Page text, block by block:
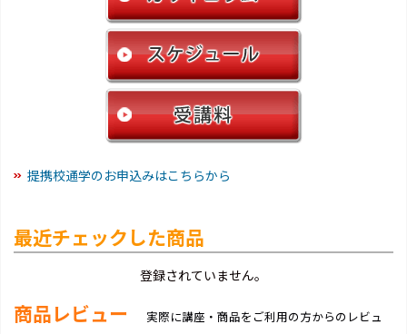
提携校通学のお申込みはこちらから
最近チェックした商品
登録されていません。
商品レビュー
実際に講座・商品をご利用の方からのレビュ